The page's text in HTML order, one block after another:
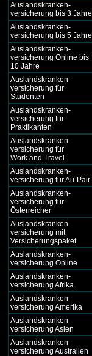
Auslandskranken-
versicherung bis 3 Jahre
Auslandskranken-
versicherung bis 5 Jahre
Auslandskranken-
versicherung Online bis
10 Jahre
Auslandskranken-
versicherung für
Studenten
Auslandskranken-
versicherung für
Praktikanten
Auslandskranken-
versicherung für
Work and Travel
Auslandskranken-
versicherung für Au-Pair
Auslandskranken-
versicherung für
Österreicher
Auslandskranken-
versicherung mit
Versicherungspaket
Auslandskranken-
versicherung Online
Auslandskranken-
versicherung Afrika
Auslandskranken-
versicherung Amerika
Auslandskranken-
versicherung Asien
Auslandskranken-
versicherung Australien